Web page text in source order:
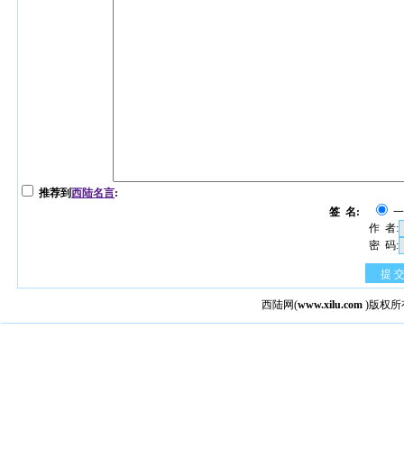
推荐到西陆名言:
签 名:
作 者:
密 码:
提 交
西陆网(www.xilu.com )版权